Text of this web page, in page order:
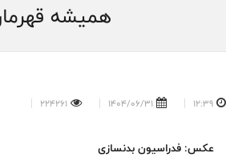
همیشه
12:39
1404/06/31
224261
عکس: فدراسیون بدنسازی